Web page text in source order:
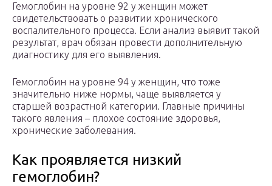
Гемоглобин на уровне 92 у женщин может
свидетельствовать о развитии хронического
воспалительного процесса. Если анализ выявит такой
результат, врач обязан провести дополнительную
диагностику для его выявления.
Гемоглобин на уровне 94 у женщин, что тоже
значительно ниже нормы, чаще выявляется у
старшей возрастной категории. Главные причины
такого явления – плохое состояние здоровья,
хронические заболевания.
Как проявляется низкий
гемоглобин?